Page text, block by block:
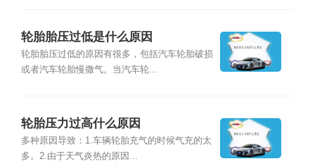
轮胎胎压过低是什么原因
轮胎胎压过低的原因有很多，包括汽车轮胎破损
或者汽车轮胎慢撒气。当汽车轮...
轮胎压力过高什么原因
多种原因导致：1.车辆轮胎充气的时候气充的太
多。2.由于天气炎热的原因...